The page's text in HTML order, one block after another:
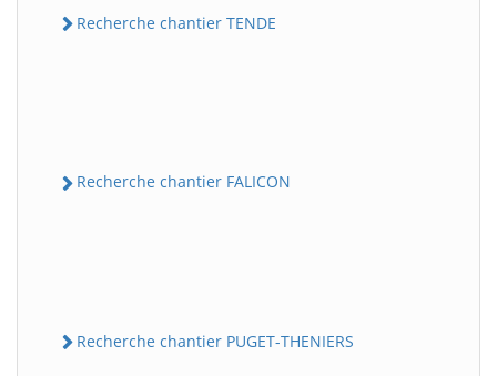
Recherche chantier TENDE
Recherche chantier FALICON
Recherche chantier PUGET-THENIERS